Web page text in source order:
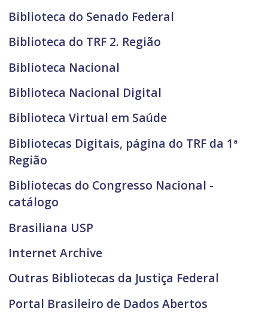
Biblioteca do Senado Federal
Biblioteca do TRF 2. Região
Biblioteca Nacional
Biblioteca Nacional Digital
Biblioteca Virtual em Saúde
Bibliotecas Digitais, página do TRF da 1ª
Região
Bibliotecas do Congresso Nacional -
catálogo
Brasiliana USP
Internet Archive
Outras Bibliotecas da Justiça Federal
Portal Brasileiro de Dados Abertos